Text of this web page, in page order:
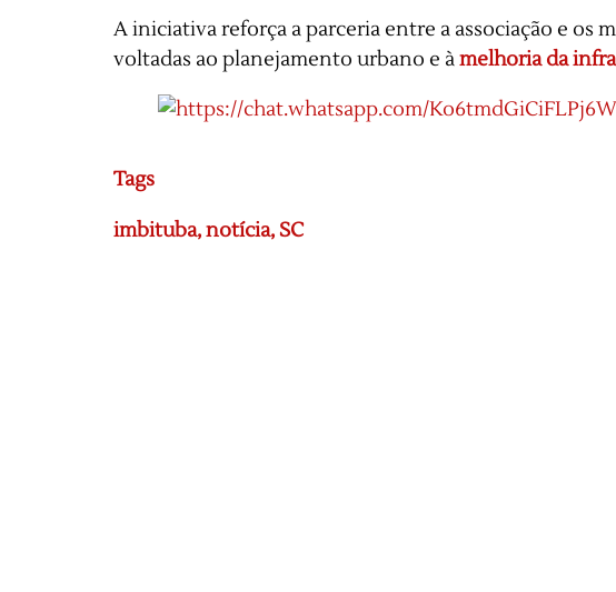
A iniciativa reforça a parceria entre a associação e os
voltadas ao planejamento urbano e àmelhoria da
Tags
imbituba,notícia, SC